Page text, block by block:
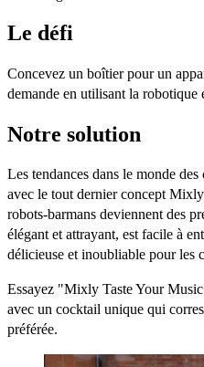
Le défi
Concevez un boîtier pour un
demande en utilisant la
Notre solution
Les tendances dans le monde
avec le tout dernier concept
robots-barmans deviennent des
élégant et attrayant, est facile à
délicieuse et inoubliable pour les
Essayez "Mixly Taste Your
avec un cocktail unique qui
préférée.